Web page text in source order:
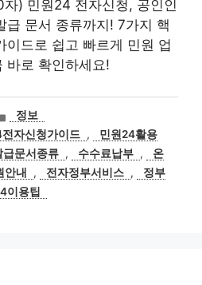
) 민원24 전자신청, 공인인
급 문서 종류까지! 7가지 핵
이드로 쉽고 빠르게 민원 업
바로 확인하세요!
카
테
고
리
정보
자신청가이드 ,
민원24활용
급문서종류 , 수수료납부 ,
온
안내 , 전자정부서비스 ,
정부
이용팁